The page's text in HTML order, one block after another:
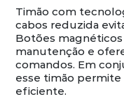
Timão com
cabos reduzida
Botões
manutenção e
comandos. Em
esse timão permite
eficiente.